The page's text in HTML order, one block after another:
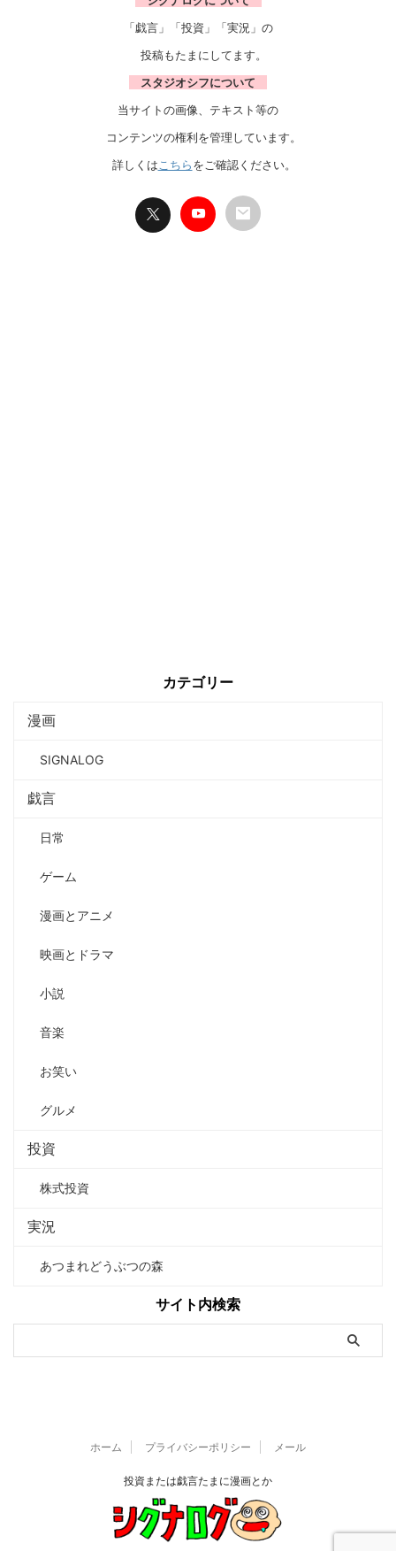
「戯言」「投資」「実況」の
投稿もたまにしてます。
スタジオシフについて
当サイトの画像、テキスト等の
コンテンツの権利を管理しています。
詳しくはこちらをご確認ください。
カテゴリー
漫画
SIGNALOG
戯言
日常
ゲーム
漫画とアニメ
映画とドラマ
小説
音楽
お笑い
グルメ
投資
株式投資
実況
あつまれどうぶつの森
サイト内検索
ホーム プライバシーポリシー メール
投資または戯言たまに漫画とか